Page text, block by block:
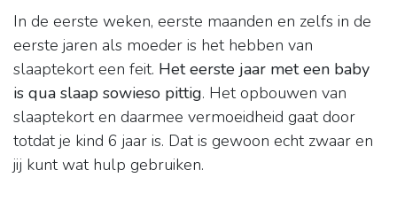
In de eerste weken, eerste maanden en zelfs in de
eerste jaren als moeder is het hebben van
slaaptekort een feit. Het eerste jaar met een baby
is qua slaap sowieso pittig. Het opbouwen van
slaaptekort en daarmee vermoeidheid gaat door
totdat je kind 6 jaar is. Dat is gewoon echt zwaar en
jij kunt wat hulp gebruiken.